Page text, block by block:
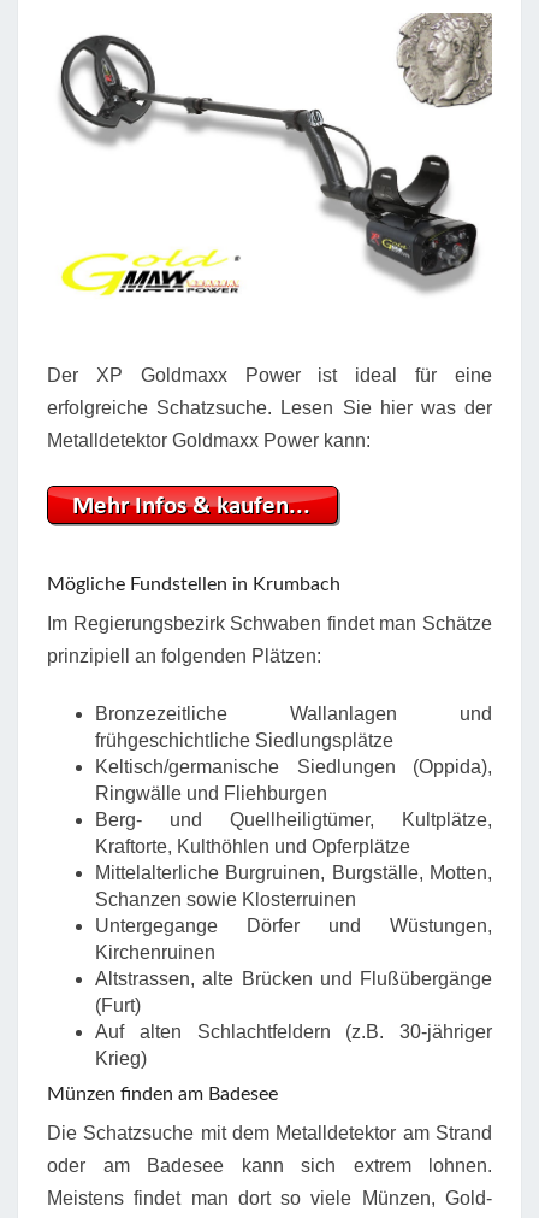
Der XP Goldmaxx Power ist ideal für eine
erfolgreiche Schatzsuche. Lesen Sie hier was der
Metalldetektor Goldmaxx Power kann:
Mögliche Fundstellen in Krumbach
Im Regierungsbezirk Schwaben findet man Schätze
prinzipiell an folgenden Plätzen:
Bronzezeitliche Wallanlagen und
frühgeschichtliche Siedlungsplätze
Keltisch/germanische Siedlungen (Oppida),
Ringwälle und Fliehburgen
Berg- und Quellheiligtümer, Kultplätze,
Kraftorte, Kulthöhlen und Opferplätze
Mittelalterliche Burgruinen, Burgställe, Motten,
Schanzen sowie Klosterruinen
Untergegange Dörfer und Wüstungen,
Kirchenruinen
Altstrassen, alte Brücken und Flußübergänge
(Furt)
Auf alten Schlachtfeldern (z.B. 30-jähriger
Krieg)
Münzen finden am Badesee
Die Schatzsuche mit dem Metalldetektor am Strand
oder am Badesee kann sich extrem lohnen.
Meistens findet man dort so viele Münzen, Gold-